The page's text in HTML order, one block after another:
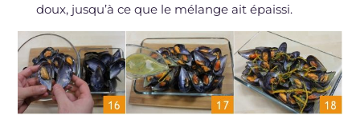
doux, jusqu’à ce que le mélange ait épaissi.